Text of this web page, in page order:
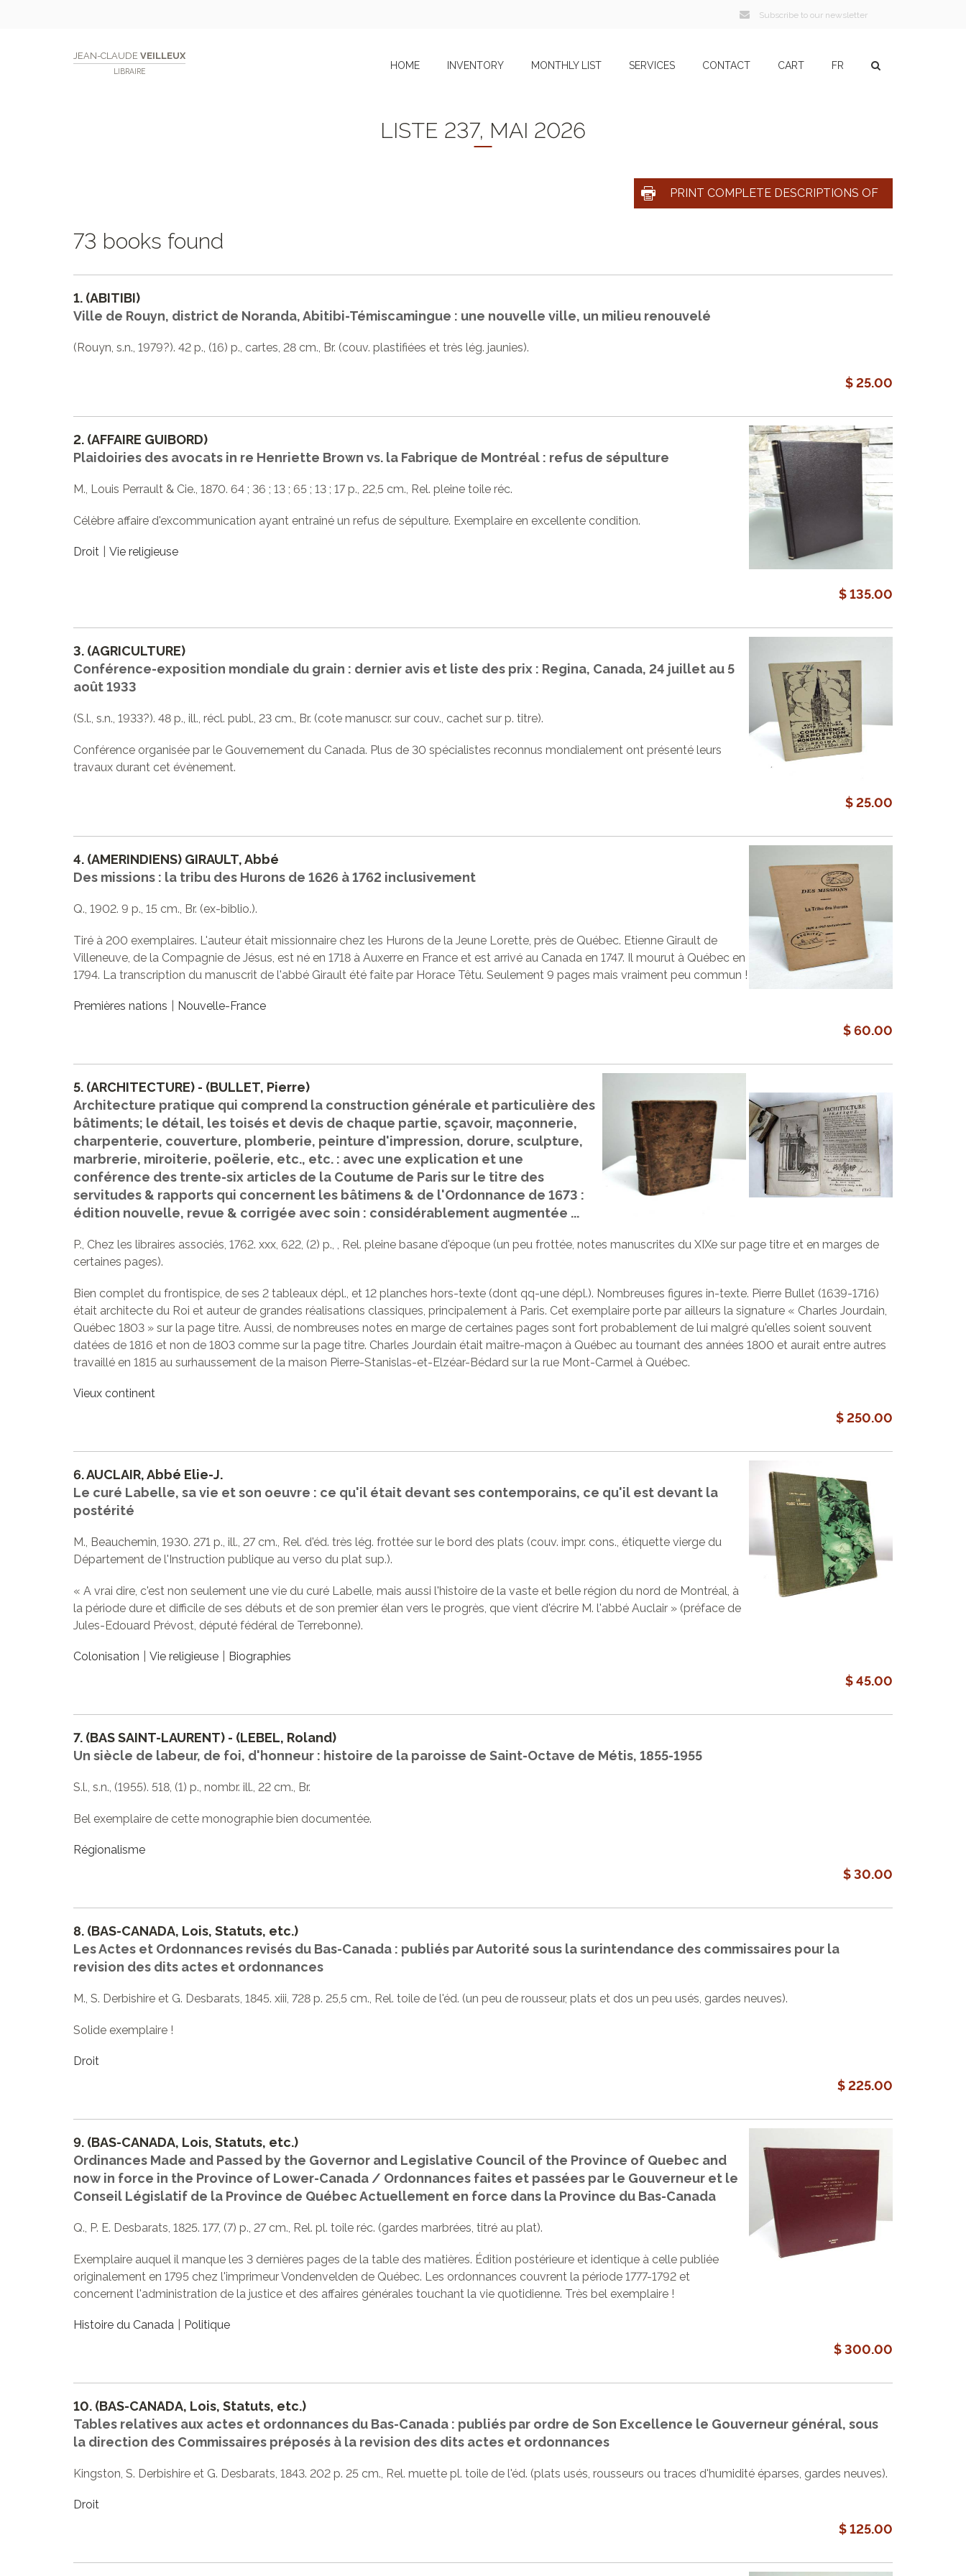
Subscribe to our newsletter
JEAN-CLAUDE VEILLEUX
LIBRAIRE
HOME INVENTORY MONTHLY LIST SERVICES CONTACT CART FR
LISTE 237, MAI 2026
PRINT COMPLETE DESCRIPTIONS OF
73 books found
1. (ABITIBI)
Ville de Rouyn, district de Noranda, Abitibi-Témiscamingue : une nouvelle ville, un milieu renouvelé
(Rouyn, s.n., 1979?). 42 p., (16) p., cartes, 28 cm., Br. (couv. plastifiées et très lég. jaunies).
$ 25.00
2. (AFFAIRE GUIBORD)
Plaidoiries des avocats in re Henriette Brown vs. la Fabrique de Montréal : refus de sépulture
M., Louis Perrault & Cie., 1870. 64 ; 36 ; 13 ; 65 ; 13 ; 17 p., 22,5 cm., Rel. pleine toile réc.
Célèbre affaire d'excommunication ayant entraîné un refus de sépulture. Exemplaire en excellente condition.
Droit Vie religieuse
$ 135.00
3. (AGRICULTURE)
Conférence-exposition mondiale du grain : dernier avis et liste des prix : Regina, Canada, 24 juillet au 5
août 1933
(S.l., s.n., 1933?). 48 p., ill., récl. publ., 23 cm., Br. (cote manuscr. sur couv., cachet sur p. titre).
Conférence organisée par le Gouvernement du Canada. Plus de 30 spécialistes reconnus mondialement ont présenté leurs
travaux durant cet évènement.
$ 25.00
4. (AMERINDIENS) GIRAULT, Abbé
Des missions : la tribu des Hurons de 1626 à 1762 inclusivement
Q., 1902. 9 p., 15 cm., Br. (ex-biblio.).
Tiré à 200 exemplaires. L'auteur était missionnaire chez les Hurons de la Jeune Lorette, près de Québec. Etienne Girault de
Villeneuve, de la Compagnie de Jésus, est né en 1718 à Auxerre en France et est arrivé au Canada en 1747. Il mourut à Québec en
1794. La transcription du manuscrit de l'abbé Girault été faite par Horace Têtu. Seulement 9 pages mais vraiment peu commun !
Premières nations Nouvelle-France
$ 60.00
5. (ARCHITECTURE) - (BULLET, Pierre)
Architecture pratique qui comprend la construction générale et particulière des
bâtiments; le détail, les toisés et devis de chaque partie, sçavoir, maçonnerie,
charpenterie, couverture, plomberie, peinture d'impression, dorure, sculpture,
marbrerie, miroiterie, poëlerie, etc., etc. : avec une explication et une
conférence des trente-six articles de la Coutume de Paris sur le titre des
servitudes & rapports qui concernent les bâtimens & de l'Ordonnance de 1673 :
édition nouvelle, revue & corrigée avec soin : considérablement augmentée ...
P., Chez les libraires associés, 1762. xxx, 622, (2) p., , Rel. pleine basane d'époque (un peu frottée, notes manuscrites du XIXe sur page titre et en marges de
certaines pages).
Bien complet du frontispice, de ses 2 tableaux dépl., et 12 planches hors-texte (dont qq-une dépl.). Nombreuses figures in-texte. Pierre Bullet (1639-1716)
était architecte du Roi et auteur de grandes réalisations classiques, principalement à Paris. Cet exemplaire porte par ailleurs la signature « Charles Jourdain,
Québec 1803 » sur la page titre. Aussi, de nombreuses notes en marge de certaines pages sont fort probablement de lui malgré qu'elles soient souvent
datées de 1816 et non de 1803 comme sur la page titre. Charles Jourdain était maître-maçon à Québec au tournant des années 1800 et aurait entre autres
travaillé en 1815 au surhaussement de la maison Pierre-Stanislas-et-Elzéar-Bédard sur la rue Mont-Carmel à Québec.
Vieux continent
$ 250.00
6.AUCLAIR, Abbé Elie-J.
Le curé Labelle, sa vie et son oeuvre : ce qu'il était devant ses contemporains, ce qu'il est devant la
postérité
M., Beauchemin, 1930. 271 p., ill., 27 cm., Rel. d'éd. très lég. frottée sur le bord des plats (couv. impr. cons., étiquette vierge du
Département de l'Instruction publique au verso du plat sup.).
« A vrai dire, c'est non seulement une vie du curé Labelle, mais aussi l'histoire de la vaste et belle région du nord de Montréal, à
la période dure et difficile de ses débuts et de son premier élan vers le progrès, que vient d'écrire M. l'abbé Auclair » (préface de
Jules-Edouard Prévost, député fédéral de Terrebonne).
Colonisation Vie religieuse Biographies
$ 45.00
7. (BAS SAINT-LAURENT) - (LEBEL, Roland)
Un siècle de labeur, de foi, d'honneur : histoire de la paroisse de Saint-Octave de Métis, 1855-1955
S.l., s.n., (1955). 518, (1) p., nombr. ill., 22 cm., Br.
Bel exemplaire de cette monographie bien documentée.
Régionalisme
$ 30.00
8. (BAS-CANADA, Lois, Statuts, etc.)
Les Actes et Ordonnances revisés du Bas-Canada : publiés par Autorité sous la surintendance des commissaires pour la
revision des dits actes et ordonnances
M., S. Derbishire et G. Desbarats, 1845. xiii, 728 p. 25,5 cm., Rel. toile de l'éd. (un peu de rousseur, plats et dos un peu usés, gardes neuves).
Solide exemplaire !
Droit
$ 225.00
9. (BAS-CANADA, Lois, Statuts, etc.)
Ordinances Made and Passed by the Governor and Legislative Council of the Province of Quebec and
now in force in the Province of Lower-Canada / Ordonnances faites et passées par le Gouverneur et le
Conseil Législatif de la Province de Québec Actuellement en force dans la Province du Bas-Canada
Q., P. E. Desbarats, 1825. 177, (7) p., 27 cm., Rel. pl. toile réc. (gardes marbrées, titré au plat).
Exemplaire auquel il manque les 3 dernières pages de la table des matières. Édition postérieure et identique à celle publiée
originalement en 1795 chez l'imprimeur Vondenvelden de Québec. Les ordonnances couvrent la période 1777-1792 et
concernent l'administration de la justice et des affaires générales touchant la vie quotidienne. Très bel exemplaire !
Histoire du Canada Politique
$ 300.00
10. (BAS-CANADA, Lois, Statuts, etc.)
Tables relatives aux actes et ordonnances du Bas-Canada : publiés par ordre de Son Excellence le Gouverneur général, sous
la direction des Commissaires préposés à la revision des dits actes et ordonnances
Kingston, S. Derbishire et G. Desbarats, 1843. 202 p. 25 cm., Rel. muette pl. toile de l'éd. (plats usés, rousseurs ou traces d'humidité éparses, gardes neuves).
Droit
$ 125.00